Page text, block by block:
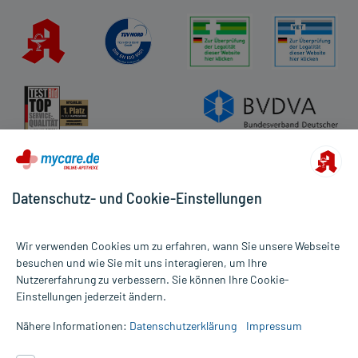
Alle Preise gelten inkl. MwSt., ggf. zzgl. Versandkosten
Informationen auf dieser Website werden ausschließlich für
die Untersuchung und Behandlung durch einen Arzt. Bitte
Datenschutz- und Cookie-Einstellungen
Wir verwenden Cookies um zu erfahren, wann Sie unsere Webseite
besuchen und wie Sie mit uns interagieren, um Ihre
Nutzererfahrung zu verbessern. Sie können Ihre Cookie-
Einstellungen jederzeit ändern.
Nähere Informationen: Datenschutzerklärung Impressum